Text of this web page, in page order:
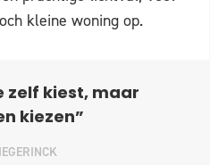
kleine woning op.
zelf kiest, maar
kiezen”